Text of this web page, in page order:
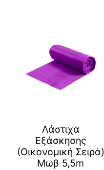
Λάστιχα
Εξάσκησης
(Οικονομική Σειρά)
Μωβ 5,5m